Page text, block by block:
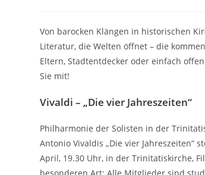
Von barocken Klängen in historischen
Literatur, die Welten öffnet – die
Eltern, Stadtentdecker oder einfach
Sie mit!
Vivaldi – „Die vier Jahreszeiten“
Philharmonie der Solisten in der
Antonio Vivaldis „Die vier Jahreszeiten“
April, 19.30 Uhr, in der Trinitatiskirche,